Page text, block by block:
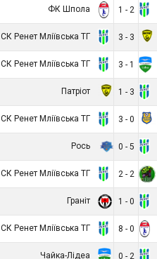
ФК Шпола 1 - 2
СК Ренет Мліївська ТГ 3 - 3
СК Ренет Мліївська ТГ 3 - 1
Патріот 1 - 3
СК Ренет Мліївська ТГ 3 - 0
Рось 0 - 5
СК Ренет Мліївська ТГ 2 - 2
Граніт 1 - 0
СК Ренет Мліївська ТГ 8 - 0
Чайка-Лідеа 0 - 2